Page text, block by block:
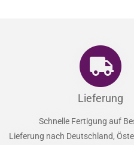
Lieferung
Schnelle Fertigung auf
Lieferung nach Deutschland,